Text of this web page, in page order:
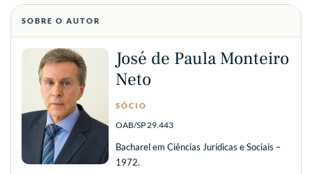
SOBRE O AUTOR
José de Paula Monteiro
Neto
SÓCIO
OAB/SP 29.443
Bacharel em Ciências Jurídicas e Sociais –
1972.